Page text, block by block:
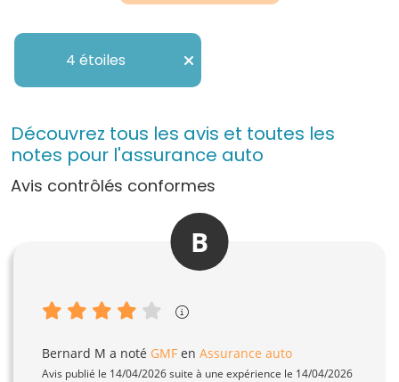
4 étoiles
Découvrez tous les avis et toutes les
notes pour l'assurance auto
Avis contrôlés conformes
B
Bernard M a noté GMF en Assurance auto
Avis publié le 14/04/2026 suite à une expérience le 14/04/2026